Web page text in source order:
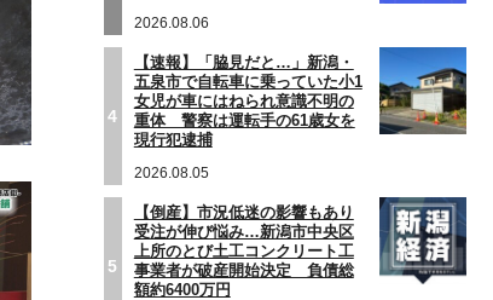
2026.08.06
4
【速報】「脇見だと…」新潟・
五泉市で自転車に乗っていた小1
女児が車にはねられ意識不明の
重体 警察は運転手の61歳女を
現行犯逮捕
2026.08.05
5
【倒産】市況低迷の影響もあり
受注が伸び悩み…新潟市中央区
上所のとび土工コンクリート工
事業者が破産開始決定 負債総
額約6400万円